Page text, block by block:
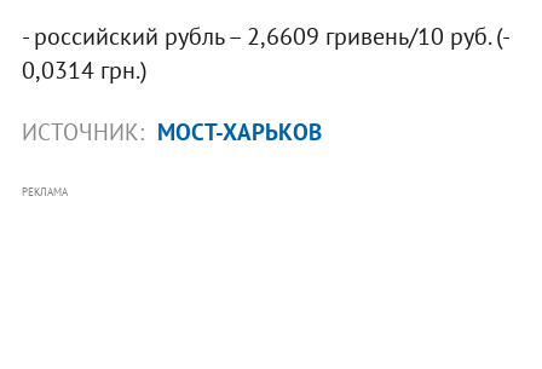
- российский рубль – 2,6609 гривень/10 руб. (-
0,0314 грн.)
ИСТОЧНИК: МОСТ-ХАРЬКОВ
РЕКЛАМА